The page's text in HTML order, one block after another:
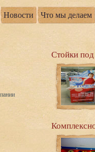
Новости Что мы делаем
Стойки